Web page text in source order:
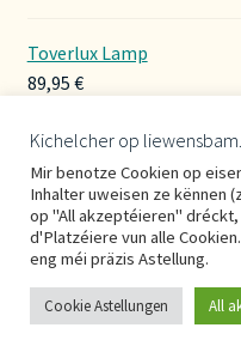
Toverlux Lamp
89,95 €
Hoerbänner Wollwalk
29,00€
Kichelcher op
Mir benotze Cookien op
Inhalter uweisen ze kënnen
op "All akzeptéieren"
d'Platzéiere vun alle
eng méi präzis Astellung.
Cookie Astellungen All